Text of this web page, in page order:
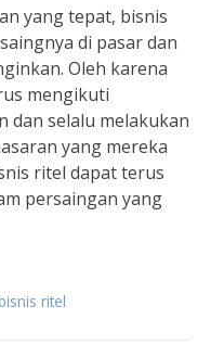
yang tepat, bisnis
di pasar dan
Oleh karena
mengikuti
dan selalu melakukan
yang mereka
ritel dapat terus
persaingan yang
ritel